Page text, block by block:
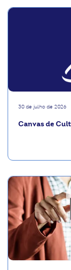
30 de julho de 2026
Canvas de